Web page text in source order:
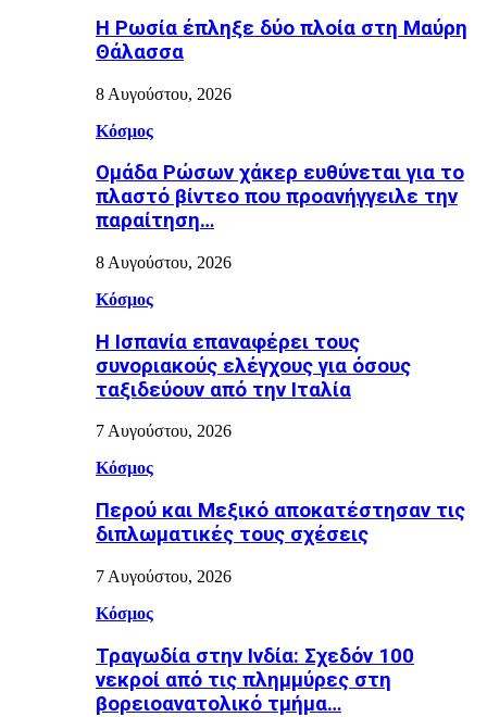
Η Ρωσία έπληξε δύο πλοία στη Μαύρη
Θάλασσα
8 Αυγούστου, 2026
Κόσμος
Ομάδα Ρώσων χάκερ ευθύνεται για το
πλαστό βίντεο που προανήγγειλε την
παραίτηση…
8 Αυγούστου, 2026
Κόσμος
H Ισπανία επαναφέρει τους
συνοριακούς ελέγχους για όσους
ταξιδεύουν από την Ιταλία
7 Αυγούστου, 2026
Κόσμος
Περού και Μεξικό αποκατέστησαν τις
διπλωματικές τους σχέσεις
7 Αυγούστου, 2026
Κόσμος
Τραγωδία στην Ινδία: Σχεδόν 100
νεκροί από τις πλημμύρες στη
βορειοανατολικό τμήμα…